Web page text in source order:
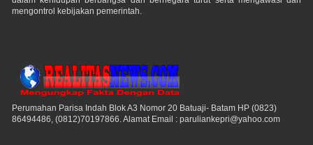
mengontrol kebijakan pemerintah.
Perumahan Parisa Indah Blok A3 Nomor 20 Batuaji- Batam HP (0823)
86494486, (0812)70197866. Alamat Email : paruliankepri@yahoo.com